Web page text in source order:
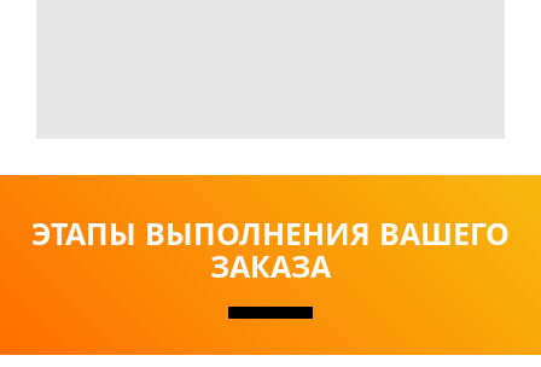
ЭТАПЫ ВЫПОЛНЕНИЯ ВАШЕГО
ЗАКАЗА